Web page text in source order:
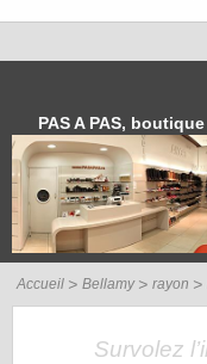
PAS A PAS,
Accueil Bellamy rayon
Survolez